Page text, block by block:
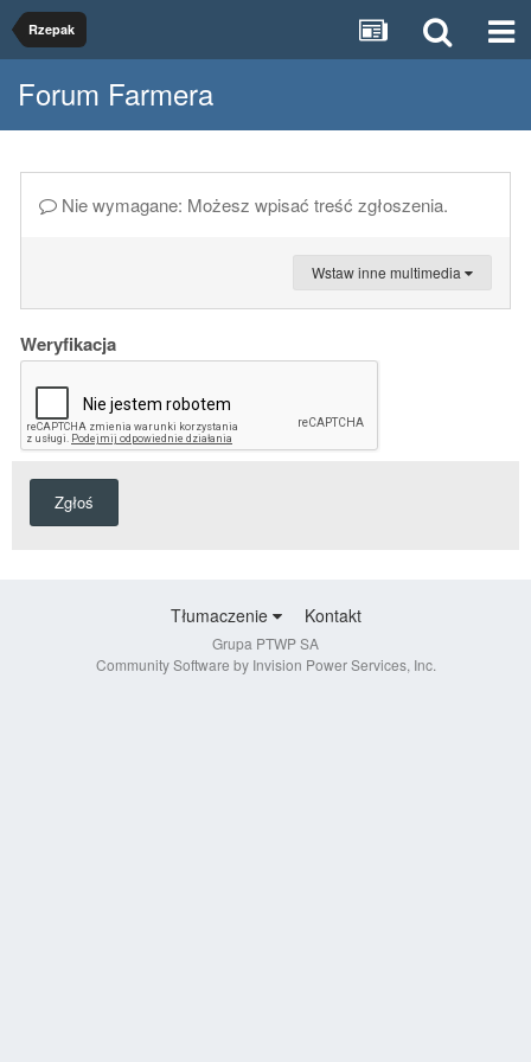
Rzepak
Forum Farmera
Nie wymagane: Możesz wpisać treść zgłoszenia.
Wstaw inne multimedia
Weryfikacja
Zgłoś
Tłumaczenie Kontakt
Grupa PTWP SA
Community Software by Invision Power Services, Inc.